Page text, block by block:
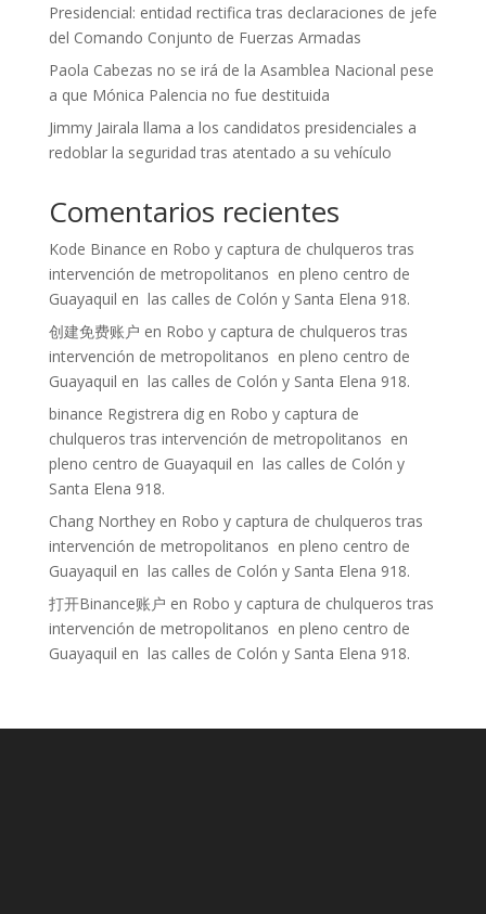
Presidencial: entidad rectifica tras declaraciones de jefe
del Comando Conjunto de Fuerzas Armadas
Paola Cabezas no se irá de la Asamblea Nacional pese
a que Mónica Palencia no fue destituida
Jimmy Jairala llama a los candidatos presidenciales a
redoblar la seguridad tras atentado a su vehículo
Comentarios recientes
Kode Binance en Robo y captura de chulqueros tras
intervención de metropolitanos en pleno centro de
Guayaquil en las calles de Colón y Santa Elena 918.
创建免费账户 en Robo y captura de chulqueros tras
intervención de metropolitanos en pleno centro de
Guayaquil en las calles de Colón y Santa Elena 918.
binance Registrera digen Robo y captura de
chulqueros tras intervención de metropolitanos en
pleno centro de Guayaquil en las calles de Colón y
Santa Elena 918.
Chang Northeyen Robo y captura de chulqueros tras
intervención de metropolitanos en pleno centro de
Guayaquil en las calles de Colón y Santa Elena 918.
打开Binance账户 en Robo y captura de chulqueros tras
intervención de metropolitanos en pleno centro de
Guayaquil en las calles de Colón y Santa Elena 918.